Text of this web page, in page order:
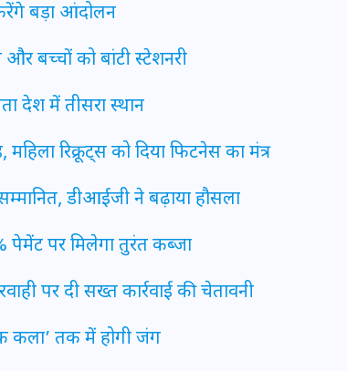
करेंगे बड़ा आंदोलन
बच्चों को बांटी स्टेशनरी
देश में तीसरा स्थान
रिक्रूट्स को दिया फिटनेस का मंत्र
डीआईजी ने बढ़ाया हौसला
पेमेंट पर मिलेगा तुरंत कब्जा
पर दी सख्त कार्रवाई की चेतावनी
कला’ तक में होगी जंग
सप्ताह का राशिफल: जानिए
कहते हैं आपके सितारे (25
अगस्त से 31 अगस्त)
24 अगस्त 2025